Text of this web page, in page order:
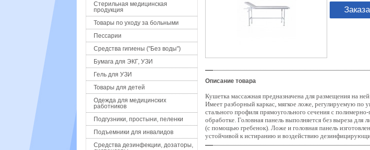
Стерильная медицинская
продукция
Товары по уходу за больными
Пессарии
Средства гигиены ("Без воды")
Бумага для ЭКГ, УЗИ
Гель для УЗИ
Товары для детей
Одежда для медицинских
работников
Подгузники, простыни, пеленки
Подъемники для инвалидов
Средства дезинфекции, дозаторы,
Описание товара
Кушетка массажная предназначена для размещения на
Имеет разборный каркас, мягкое ложе, регулируемую по
стального профиля прямоугольного сечения с
обработке. Головная панель выполняется без выреза для
(с помощью гребенок). Ложе и головная панель
устойчивой к истиранию и воздействию